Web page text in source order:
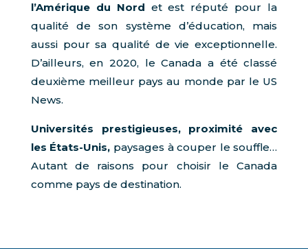
l’Amérique du Nord et est réputé pour la
qualité de son système d’éducation, mais
aussi pour sa qualité de vie exceptionnelle.
D’ailleurs, en 2020, le Canada a été classé
deuxième meilleur pays au monde par le US
News.
Universités prestigieuses, proximité avec
les États-Unis, paysages à couper le souffle…
Autant de raisons pour choisir le Canada
comme pays de destination.